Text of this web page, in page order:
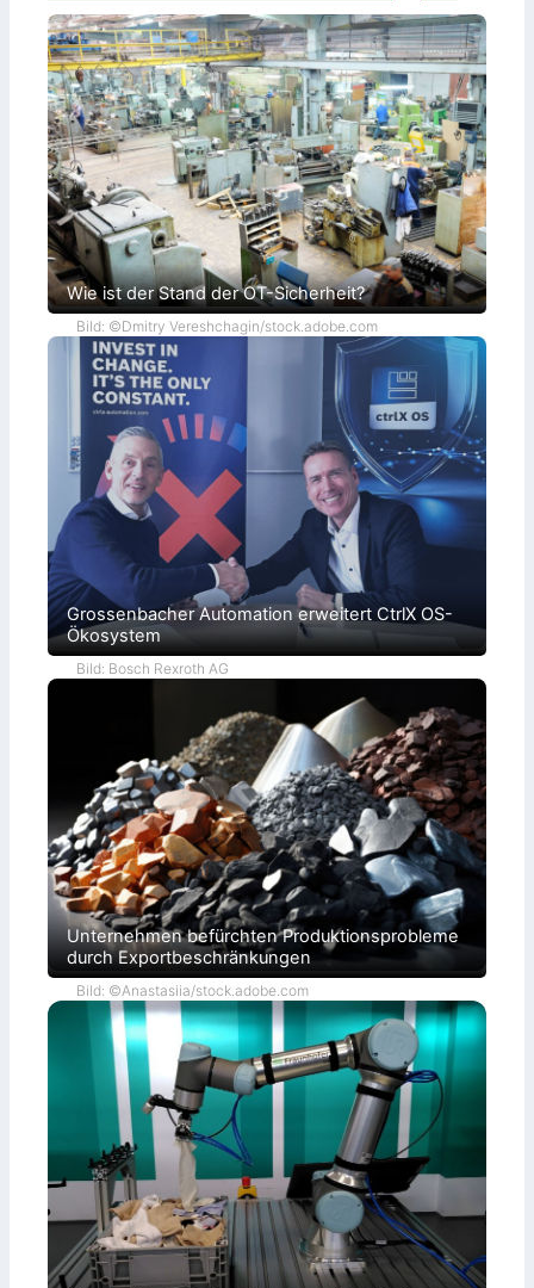
Wie ist der Stand der OT-Sicherheit?
Bild: ©Dmitry Vereshchagin/stock.adobe.com
Grossenbacher Automation erweitert CtrlX OS-
Ökosystem
Bild: Bosch Rexroth AG
Unternehmen befürchten Produktionsprobleme
durch Exportbeschränkungen
Bild: ©Anastasiia/stock.adobe.com